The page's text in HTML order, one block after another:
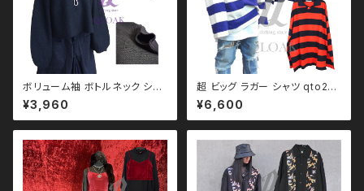
ボリューム袖 ボトルネック シン
プル ニット バルーン モノトー
ン ブラックコーデ 黒コーデ モー
ド 系 ゴス ゴシック ゴスロリ パ
ン ストリート系 原宿 qto11002
2
¥3,960
超 ビッグ ラガー シャツ qto210
001 大きいサイズ ユニセック
ス ビッグシルエット オーバーサ
イズ ドロップショルダー パンク
トリート系 原宿 韓国ブランド
¥6,600